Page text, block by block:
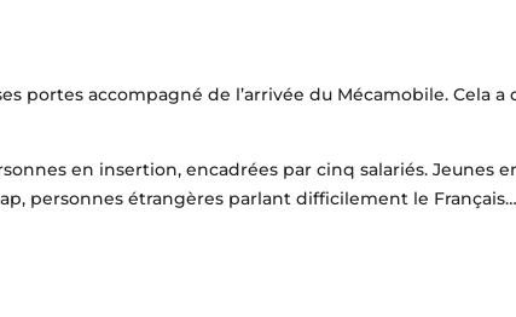
portes accompagné de l’arrivée du Mécamobile. Cela a
en insertion, encadrées par cinq salariés. Jeunes
personnes étrangères parlant difficilement le